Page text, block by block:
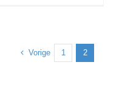
Vorige 1 2